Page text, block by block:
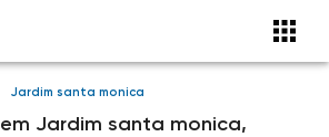
Jardim santa monica
em Jardim santa monica,